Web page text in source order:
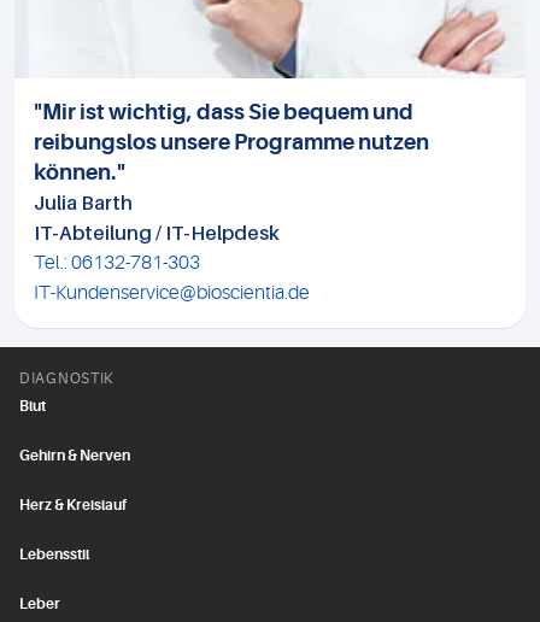
"Mir ist wichtig, dass Sie bequem und
reibungslos unsere Programme nutzen
können."
Julia Barth
IT-Abteilung / IT-Helpdesk
Tel.: 06132-781-303
IT-Kundenservice@bioscientia.de
DIAGNOSTIK
Blut
Gehirn & Nerven
Herz & Kreislauf
Lebensstil
Leber